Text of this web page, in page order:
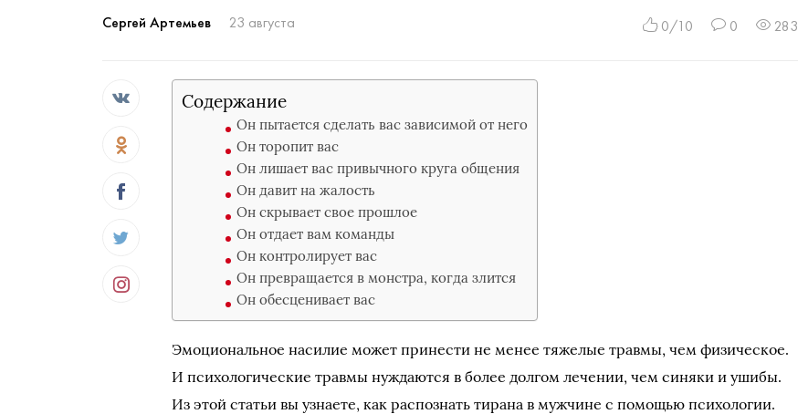
Сергей Артемьев 23 августа 0/10 0 283
Содержание
Он пытается сделать вас зависимой от него
Он торопит вас
Он лишает вас привычного круга общения
Он давит на жалость
Он скрывает свое прошлое
Он отдает вам команды
Он контролирует вас
Он превращается в монстра, когда злится
Он обесценивает вас
Эмоциональное насилие может принести не менее тяжелые травмы, чем физическое.
И психологические травмы нуждаются в более долгом лечении, чем синяки и ушибы.
Из этой статьи вы узнаете, как распознать тирана в мужчине с помощью психологии.